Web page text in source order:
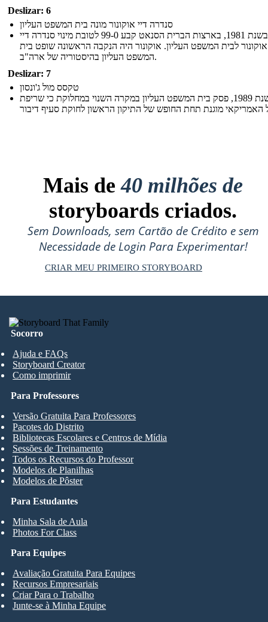
Deslizar: 6
סנדרה דיי אוקונור מונה בית המשפט העליון
בשנת 1981, בארצות הברית הסנאט קבע 99-0 לטובת מינוי סנדרה דיי
אוקונור לבית המשפט העליון. אוקונור היה הנקבה הראשונה שופט בית
המשפט העליון בהיסטוריה של ארה"ב.
Deslizar: 7
טקסס מול ג'ונסון
בשנת 1989, פסק בית המשפט העליון במקרה השנוי במחלוקת כי שריפת
Mais de40 milhões de
storyboards criados.
Sem Downloads, sem Cartão de Crédito e sem
Necessidade de Login Para Experimentar!
CRIAR MEU PRIMEIRO STORYBOARD
Socorro
Ajuda e FAQs
Storyboard Creator
Como imprimir
Para Estudantes
Minha Sala de Aula
Photos For Class
Para Professores
Versão Gratuita Para Professores
Pacotes do Distrito
Bibliotecas Escolares e Centros de Mídia
Sessões de Treinamento
Todos os Recursos do Professor
Modelos de Planilhas
Modelos de Pôster
Para Equipes
Avaliação Gratuita Para Equipes
Recursos Empresariais
Criar Para o Trabalho
Junte-se à Minha Equipe